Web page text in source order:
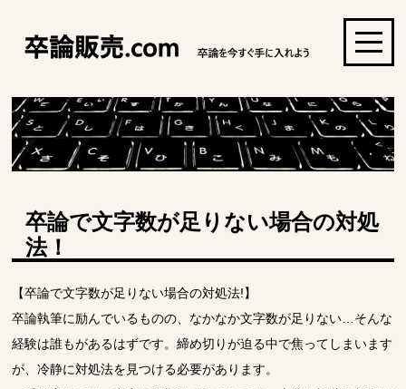
卒論で文字数が足りない場合の対処
法！
【卒論で文字数が足りない場合の対処法!】
卒論執筆に励んでいるものの、なかなか文字数が足りない…そんな
経験は誰もがあるはずです。締め切りが迫る中で焦ってしまいます
が、冷静に対処法を見つける必要があります。